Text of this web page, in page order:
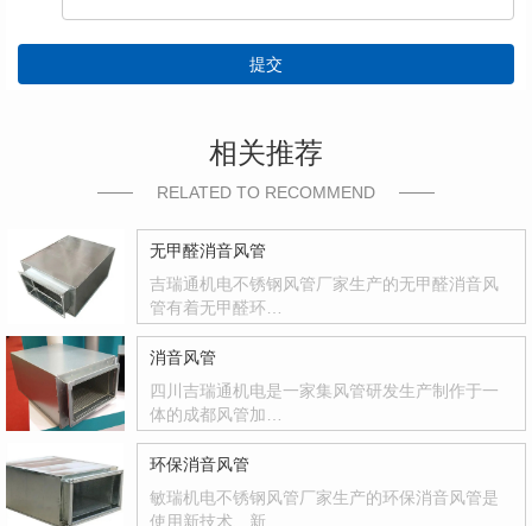
提交
相关推荐
RELATED TO RECOMMEND
无甲醛消音风管
吉瑞通机电不锈钢风管厂家生产的无甲醛消音风
管有着无甲醛环…
消音风管
四川吉瑞通机电是一家集风管研发生产制作于一
体的成都风管加…
环保消音风管
敏瑞机电不锈钢风管厂家生产的环保消音风管是
使用新技术、新…